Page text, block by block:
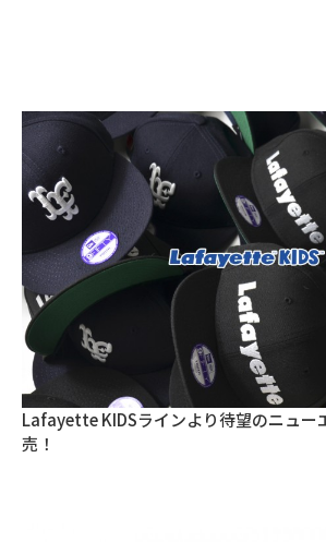
Lafayette KIDSラインより待望のニュー
売！